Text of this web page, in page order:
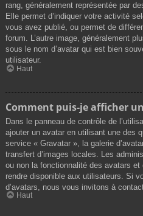
rang, généralement représentée par
Elle permet d’indiquer votre activité
vous avez publié, ou permet de
forum. L’autre image, généralement
sous le nom d’avatar qui est bien
utilisateur.
Haut
Comment puis-je afficher
Dans le panneau de contrôle de
ajouter un avatar en utilisant une des
service « Gravatar », la galerie
transfert d’images locales. Les
ou non la fonctionnalité des avatars et
rendre disponible aux utilisateurs. Si
d’avatars, nous vous invitons à
Haut